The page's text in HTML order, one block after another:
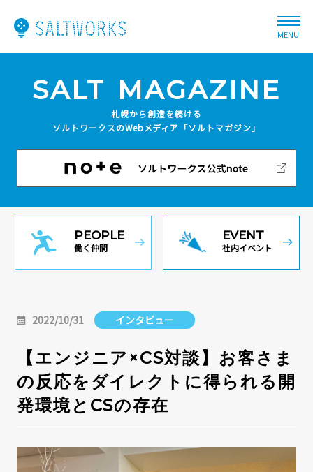
SALT MAGAZINE
札幌から創造を続ける
ソルトワークスのWebメディア 「ソルトマガジン」
PEOPLE
働く仲間
EVENT
社内イベント
2022/10/31 インタビュー
【エンジニア×CS対談】お客さま
の反応をダイレクトに得られる開
発環境とCSの存在
MENU